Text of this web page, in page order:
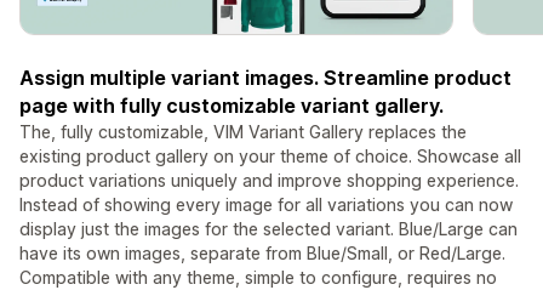
Assign multiple variant images. Streamline product
page with fully customizable variant gallery.
The, fully customizable, VIM Variant Gallery replaces the
existing product gallery on your theme of choice. Showcase all
product variations uniquely and improve shopping experience.
Instead of showing every image for all variations you can now
display just the images for the selected variant. Blue/Large can
have its own images, separate from Blue/Small, or Red/Large.
Compatible with any theme, simple to configure, requires no